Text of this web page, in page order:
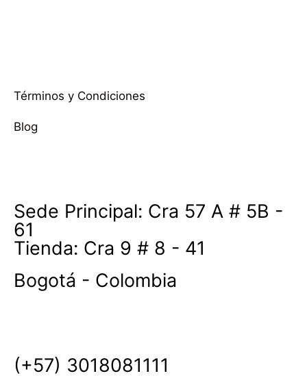
Términos y Condiciones
Blog
Sede Principal: Cra 57 A # 5B -
61
Tienda: Cra 9 # 8 - 41
Bogotá - Colombia
(+57) 3018081111